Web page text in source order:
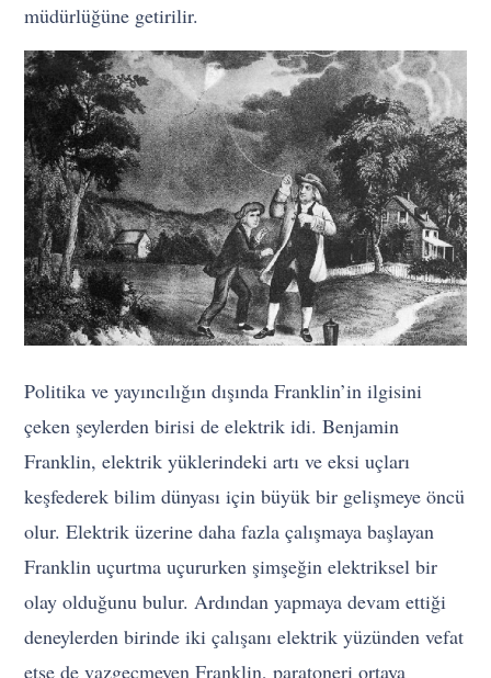
müdürlüğüne getirilir.
Politika ve yayıncılığın dışında Franklin’in ilgisini
çeken şeylerden birisi de elektrik idi. Benjamin
Franklin, elektrik yüklerindeki artı ve eksi uçları
keşfederek bilim dünyası için büyük bir gelişmeye öncü
olur. Elektrik üzerine daha fazla çalışmaya başlayan
Franklin uçurtma uçururken şimşeğin elektriksel bir
olay olduğunu bulur. Ardından yapmaya devam ettiği
deneylerden birinde iki çalışanı elektrik yüzünden vefat
etse de vazgeçmeyen Franklin, paratoneri ortaya